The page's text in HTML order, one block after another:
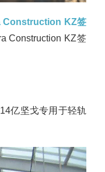
Construction KZ签
Construction KZ签
亿坚戈专用于轻轨